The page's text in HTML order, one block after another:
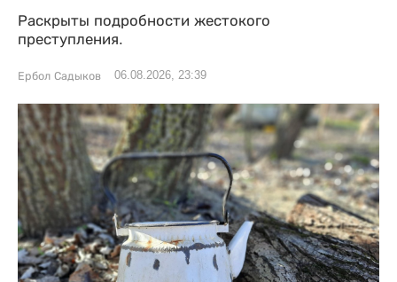
Раскрыты подробности жестокого
преступления.
Ербол Садыков 06.08.2026, 23:39